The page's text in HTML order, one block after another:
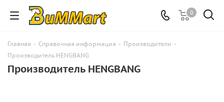
0
Главная - Справочная информация - Производители -
Производитель HENGBANG
Производитель HENGBANG